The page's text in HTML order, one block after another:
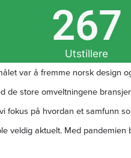
Utstillere
267
var å fremme norsk design
de store omveltningene
på hvordan et samfunn
veldig aktuelt. Med